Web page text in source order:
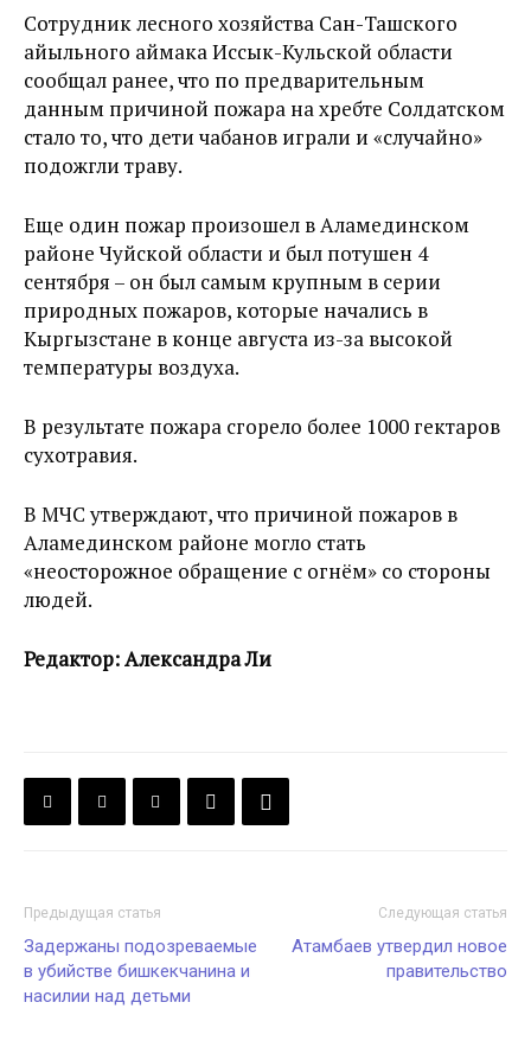
Сотрудник лесного хозяйства Сан-Ташского
айыльного аймака Иссык-Кульской области
сообщал ранее, что по предварительным
данным причиной пожара на хребте Солдатском
стало то, что дети чабанов играли и «случайно»
подожгли траву.
Еще один пожар произошел в Аламединском
районе Чуйской области и был потушен 4
сентября – он был самым крупным в серии
природных пожаров, которые начались в
Кыргызстане в конце августа из-за высокой
температуры воздуха.
В результате пожара сгорело более 1000 гектаров
сухотравия.
В МЧС утверждают, что причиной пожаров в
Аламединском районе могло стать
«неосторожное обращение с огнём» со стороны
людей.
Редактор: Александра Ли
Предыдущая статья
Задержаны подозреваемые
в убийстве бишкекчанина и
насилии над детьми
Следующая статья
Атамбаев утвердил новое
правительство